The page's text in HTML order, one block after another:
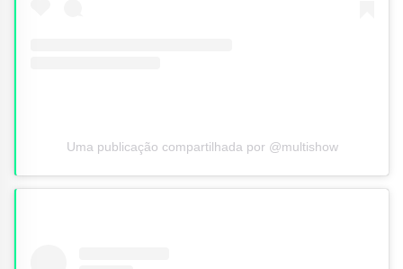
Uma publicação compartilhada por @multishow